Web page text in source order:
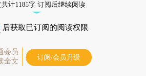
计1185字 订阅后继续阅读
后获取已订阅的阅读权限
会员
全文
订阅/会员升级